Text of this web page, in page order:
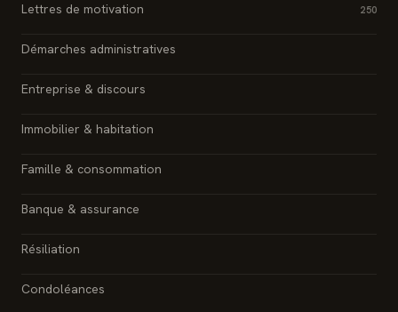
Lettres de motivation 250
Démarches administratives
Entreprise & discours
Immobilier & habitation
Famille & consommation
Banque & assurance
Résiliation
Condoléances